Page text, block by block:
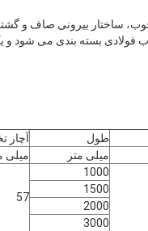
خوب، ساختار بیرونی صاف و
طول آچار
میلی متر میلی
1000
57
1500
2000
3000